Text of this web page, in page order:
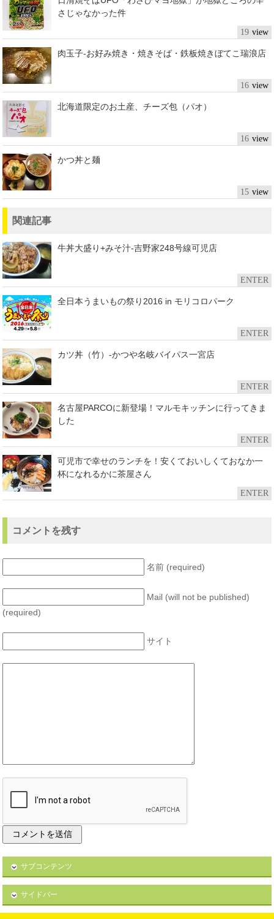
さじゃなかった件
19
肉玉子-お好み焼き・焼きそば・鉄板焼きぼてこ瑞浪店
16
北海道限定のお土産、チーズ包（パオ）
16
かつ丼と麺
15
関連記事
牛丼大盛り+みそ汁-吉野家248号線可児店
ENTER
全日本うまいもの祭り2016 in モリコロパーク
ENTER
カツ丼（竹）-かつや名岐バイパス一宮店
ENTER
名古屋PARCOに新登場！マルモキッチンに行ってきま
した
ENTER
可児市で幸せのランチを！安くておいしくておなか一
杯になれるかに茶屋さん
ENTER
コメントを残す
名前 (required)
Mail (will not be published)
(required)
サイト
サブコンテンツ
サイドバー